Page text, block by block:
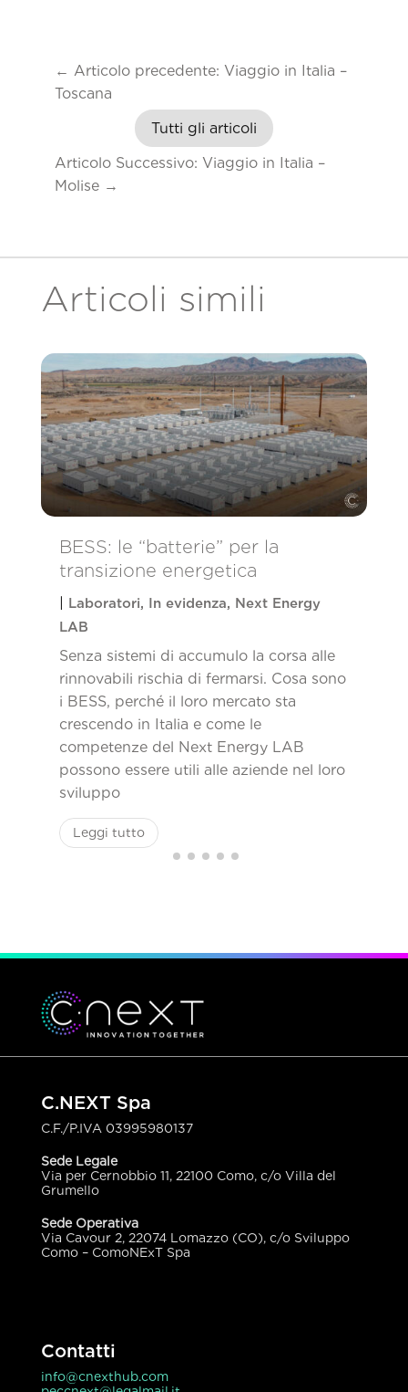
← Articolo precedente: Viaggio in Italia –
Toscana
Tutti gli articoli
Articolo Successivo: Viaggio in Italia –
Molise→
Articoli simili
BESS: le “batterie” per la
transizione energetica
| Laboratori, In evidenza, Next Energy
LAB
Senza sistemi di accumulo la corsa alle
rinnovabili rischia di fermarsi. Cosa sono
i BESS, perché il loro mercato sta
crescendo in Italia e come le
competenze del Next Energy LAB
possono essere utili alle aziende nel loro
sviluppo
Leggi tutto
C.NEXT Spa
C.F./P.IVA 03995980137
Sede Legale
Via per Cernobbio 11, 22100 Como, c/o Villa del
Grumello
Sede Operativa
Via Cavour 2, 22074 Lomazzo (CO), c/o Sviluppo
Como – ComoNExT Spa
Contatti
info@cnexthub.com